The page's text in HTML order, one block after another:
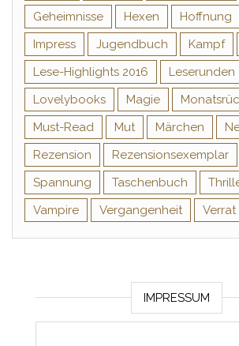
Geheimnisse
Hexen Hoffnung
Impress
Jugendbuch Kampf
Lese-Highlights 2016
Leserunden
Lovelybooks
Magie
Must-Read
Mut Märchen
Rezension
Rezensionsexemplar
Spannung
Taschenbuch
Vampire
Vergangenheit Verrat
IMPRESSUM